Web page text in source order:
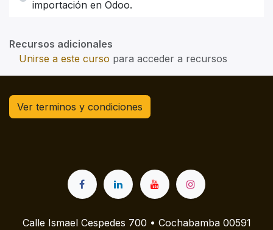
importación en Odoo.
Recursos adicionales
Unirse a este curso para acceder a recursos
Ver terminos y condiciones
Calle Ismael Cespedes 700 • Cochabamba 00591